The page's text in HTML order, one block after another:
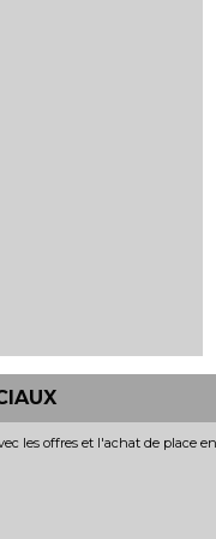
les offres et l'achat de place